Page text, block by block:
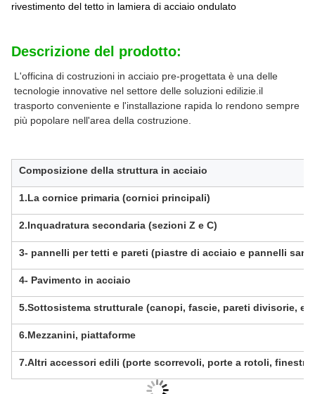
rivestimento del tetto in lamiera di acciaio ondulato
Descrizione del prodotto:
L'officina di costruzioni in acciaio pre-progettata è una delle
tecnologie innovative nel settore delle soluzioni edilizie.il
trasporto conveniente e l'installazione rapida lo rendono sempre
più popolare nell'area della costruzione.
Composizione della struttura in acciaio
1.La cornice primaria (cornici principali)
2.Inquadratura secondaria (sezioni Z e C)
3- pannelli per tetti e pareti (piastre di acciaio e pannelli
4- Pavimento in acciaio
5.Sottosistema strutturale (canopi, fascie, pareti divisorie,
6.Mezzanini, piattaforme
7.Altri accessori edili (porte scorrevoli, porte a rotoli,